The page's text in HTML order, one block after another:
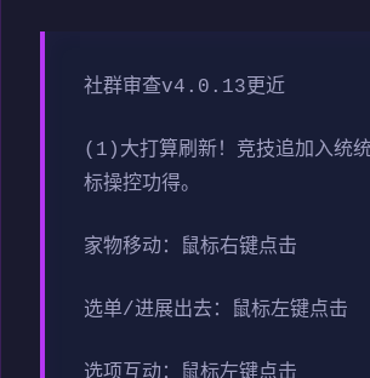
社群审查v4.0.13更近
(1)大打算刷新！竞技追加入统
标操控功得。
家物移动：鼠标右键点击
选单/进展出去：鼠标左键点击
选项互动：鼠标左键点击